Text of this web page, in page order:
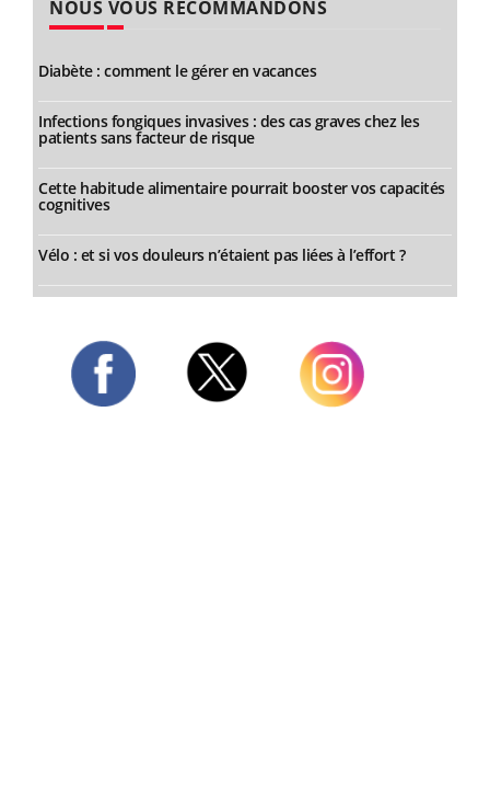
NOUS VOUS RECOMMANDONS
Diabète : comment le gérer en vacances
Infections fongiques invasives : des cas graves chez les
patients sans facteur de risque
Cette habitude alimentaire pourrait booster vos capacités
cognitives
Vélo : et si vos douleurs n’étaient pas liées à l’effort ?